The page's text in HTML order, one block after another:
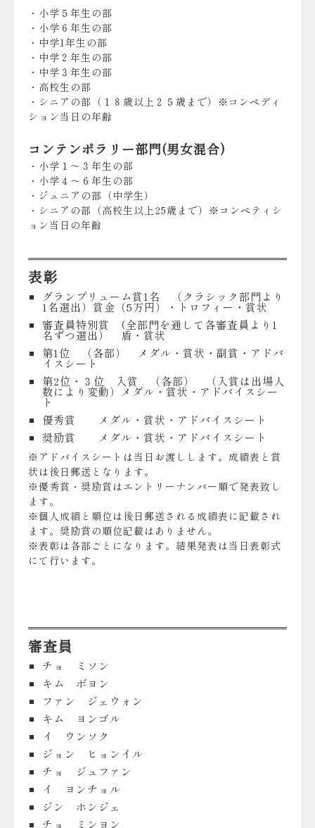
・小学５年生の部
・小学６年生の部
・中学1年生の部
・中学２年生の部
・中学３年生の部
・高校生の部
・シニアの部（１８歳以上２５歳まで）※コンペディ
ション当日の年齢
コンテンポラリー部門(男女混合)
・小学１～３年生の部
・小学４～６年生の部
・ジュニアの部（中学生）
・シニアの部（高校生以上25歳まで）※コンペティシ
ョン当日の年齢
表彰
グランプリューム賞1名 （クラシック部門より
1名選出）賞金（5万円）・トロフィー・賞状
審査員特別賞 (全部門を通して各審査員より1
名ずつ選出） 盾・賞状
第1位 （各部） メダル・賞状・副賞・アドバ
イスシート
第2位・３位 入賞 （各部） （入賞は出場人
数により変動）メダル・賞状・アドバイスシー
ト
優秀賞 メダル・賞状・アドバイスシート
奨励賞 メダル・賞状・アドバイスシート
※アドバイスシートは当日お渡しします。成績表と賞
状は後日郵送となります。
※優秀賞・奨励賞はエントリーナンバー順で発表致し
ます。
※個人成績と順位は後日郵送される成績表に記載され
ます。奨励賞の順位記載はありません。
※表彰は各部ごとになります。結果発表は当日表彰式
にて行います。
審査員
チョ ミソン
キム ボヨン
ファン ジェウォン
キム ヨンゴル
イ ウンソク
ジョン ヒョンイル
チョ ジュファン
イ ヨンチョル
ジン ホンジェ
チョ ミンヨン